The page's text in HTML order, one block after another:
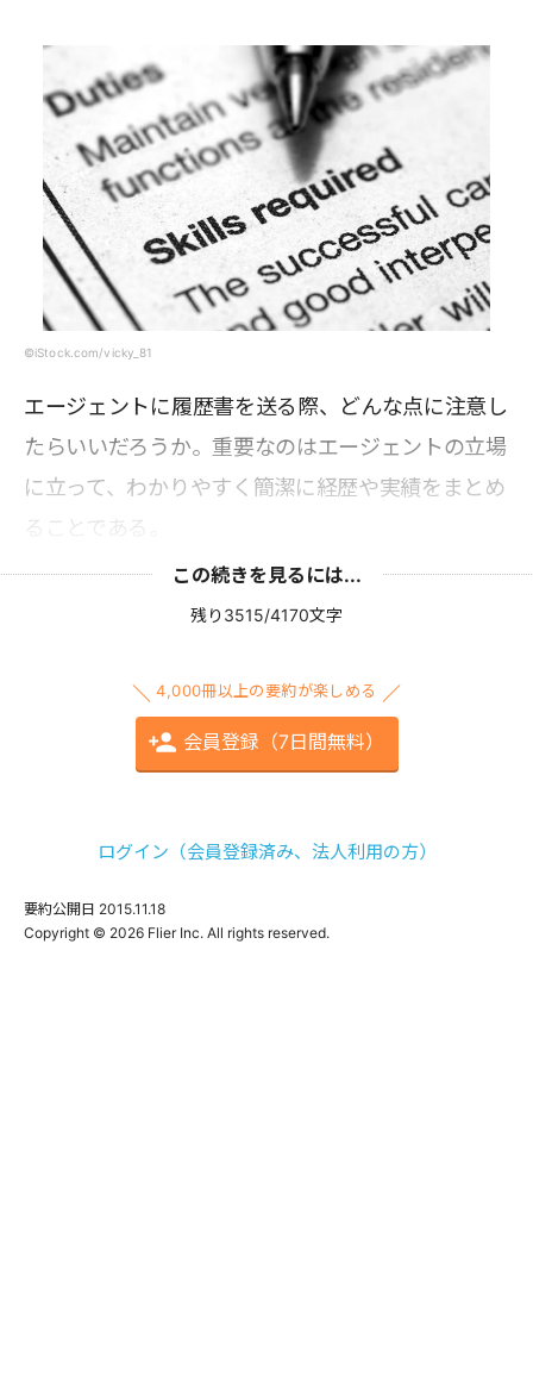
©iStock.com/vicky_81
エージェントに履歴書を送る際、どんな点に注意し
たらいいだろうか。重要なのはエージェントの立場
に立って、わかりやすく簡潔に経歴や実績をまとめ
ることである。
この続きを見るには...
残り3515/4170文字
4,000冊以上の要約が楽しめる
会員登録（7日間無料）
ログイン（会員登録済み、法人利用の方）
要約公開日 2015.11.18